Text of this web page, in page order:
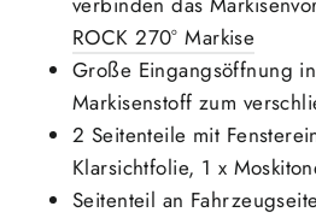
ROCK 270° Markise
Große Eingangsöffnung
Markisenstoff zum
2 Seitenteile mit
Klarsichtfolie, 1 x
Seitenteil an